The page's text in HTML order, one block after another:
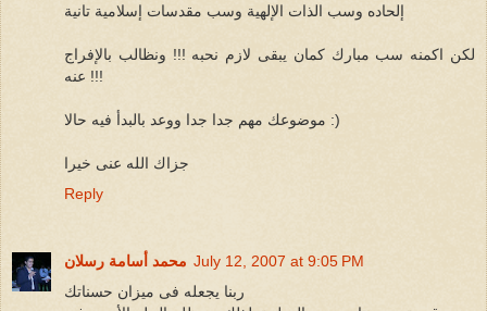
إلحاده وسب الذات الإلهية وسب مقدسات إسلامية تانية
لكن اكمنه سب مبارك كمان يبقى لازم نحبه !!! ونظالب بالإفراج
عنه !!!
موضوعك مهم جدا جدا ووعد بالبدأ فيه حالا :)
جزاك الله عنى خيرا
Reply
محمد أسامة رسلان July 12, 2007 at 9:05 PM
ربنا يجعله فى ميزان حسناتك